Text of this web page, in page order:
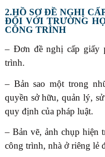
2.HỒ SƠ ĐỀ NGHỊ
ĐỐI VỚI TRƯỜNG
CÔNG TRÌNH
– Đơn đề nghị cấp giấy
trình.
– Bản sao một trong
quyền sở hữu, quản lý,
quy định của pháp luật.
– Bản vẽ, ảnh chụp hiện
công trình, nhà ở riêng lẻ